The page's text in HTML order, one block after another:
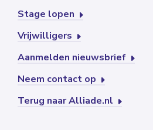
Stage lopen
Vrijwilligers
Aanmelden nieuwsbrief
Neem contact op
Terug naar Alliade.nl